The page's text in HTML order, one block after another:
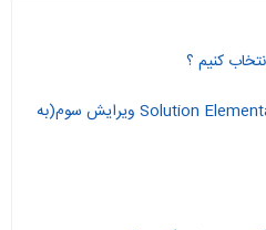
کنیم ؟
دانلود رایگان کتاب Solution Elementary ویرایش سوم(به